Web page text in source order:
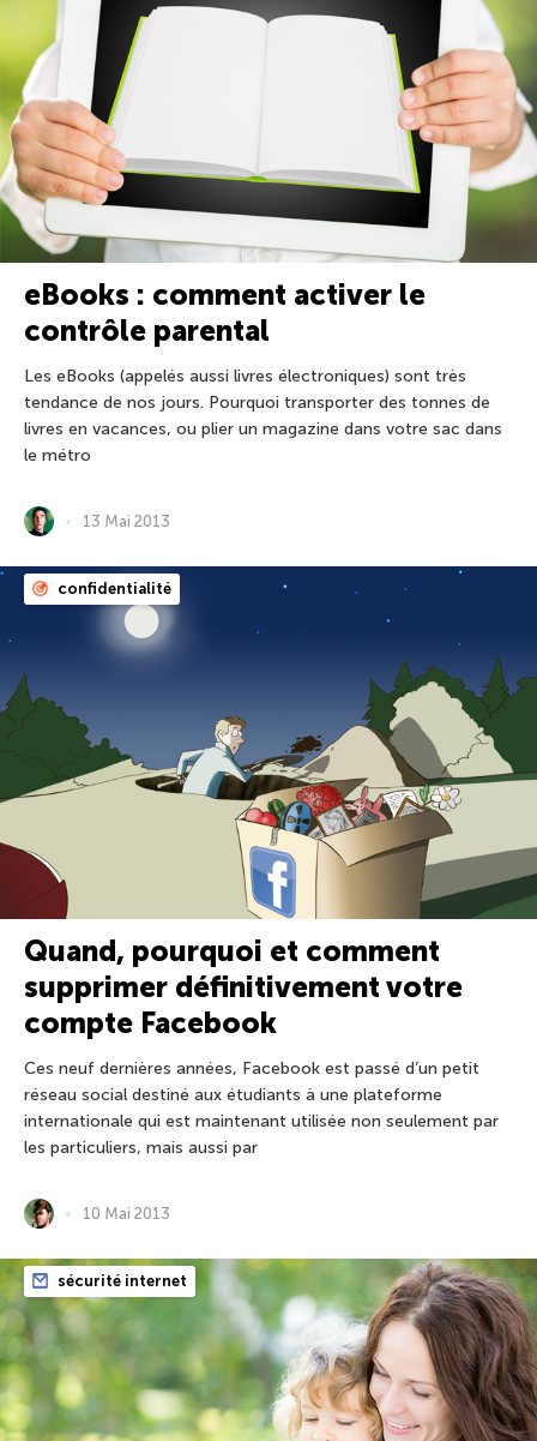
eBooks : comment activer le
contrôle parental
Les eBooks (appelés aussi livres électroniques) sont très
tendance de nos jours. Pourquoi transporter des tonnes de
livres en vacances, ou plier un magazine dans votre sac dans
le métro
13 Mai 2013
confidentialité
Quand, pourquoi et comment
supprimer définitivement votre
compte Facebook
Ces neuf dernières années, Facebook est passé d’un petit
réseau social destiné aux étudiants à une plateforme
internationale qui est maintenant utilisée non seulement par
les particuliers, mais aussi par
10 Mai 2013
sécurité internet